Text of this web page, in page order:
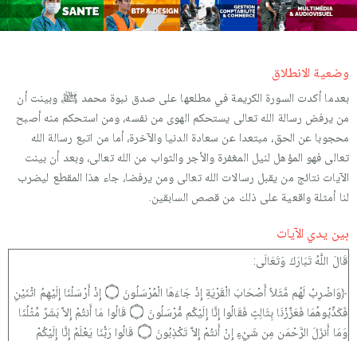
وضعية الانطلاق
بعدما أكدت السورة الكريمة في مطلعها على صدق نبوة محمد ﷺ، وبينت أن
من يرفض رسالة الله تعالى يستحكم الهوى من نفسه، ومن استحكم منه أصبح
محجوبا عن الحق، مبتعدا عن سعادة الدنيا والآخرة، أما من اتبع رسالة الله
تعالى فهو المؤهل لنيل المغفرة والأجر والثواب من الله تعالى، وبعد أن بينت
الآيات نتائج من يقبل رسالات الله تعالى ومن يرفضا، جاء هذا المقطع ليضرب
لنا أمثلة واقعية على ذلك من قصص السابقين.
بين يدي الآيات
قَالَ اللَّهُ تَبَارَكَ وَتَعَالَى:
﴿وَاضْرِبْ لَهُم مَّثَلاً أَصْحَابَ الْقَرْيَةِ إِذْ جَاءَهَا الْمُرْسَلُونَ ۝ إِذْ أَرْسَلْنَا إِلَيْهِمُ اثْنَيْنِ
فَكَذَّبُوهُمَا فَعَزَّزْنَا بِثَالِثٍ فَقَالُوا إِنَّا إِلَيْكُم مُّرْسَلُونَ ۝ قَالُوا مَا أَنتُمْ إِلاَّ بَشَرٌ مِّثْلُنَا
وَمَا أَنزَلَ الرَّحْمَن مِن شَيْءٍ إِنْ أَنتُمْ إِلاَّ تَكْذِبُونَ ۝ قَالُوا رَبُّنَا يَعْلَمُ إِنَّا إِلَيْكُمْ